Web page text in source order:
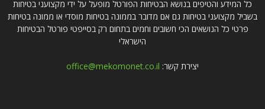
כל המידע והטיפים בנושא הבטיחות הפורטל מופעל על ידי מקצועני בטיחות
בשביל מקצועני בטיחות גם אם מדובר בממונה בטיחות מוסדי או ממונה בטיחות
פרטי כל הנושאים הכי חשובים וחמים בתחום רק בסייפטי פורטל הבטיחות
הישראלי
יצירת קשר: office@mekomonet.co.il